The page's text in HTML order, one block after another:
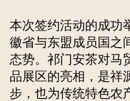
本次签约活动的成功
徽省与东盟成员国之
态势。祁门安茶对马
品展区的亮相，是祥
步，也为传统特色农